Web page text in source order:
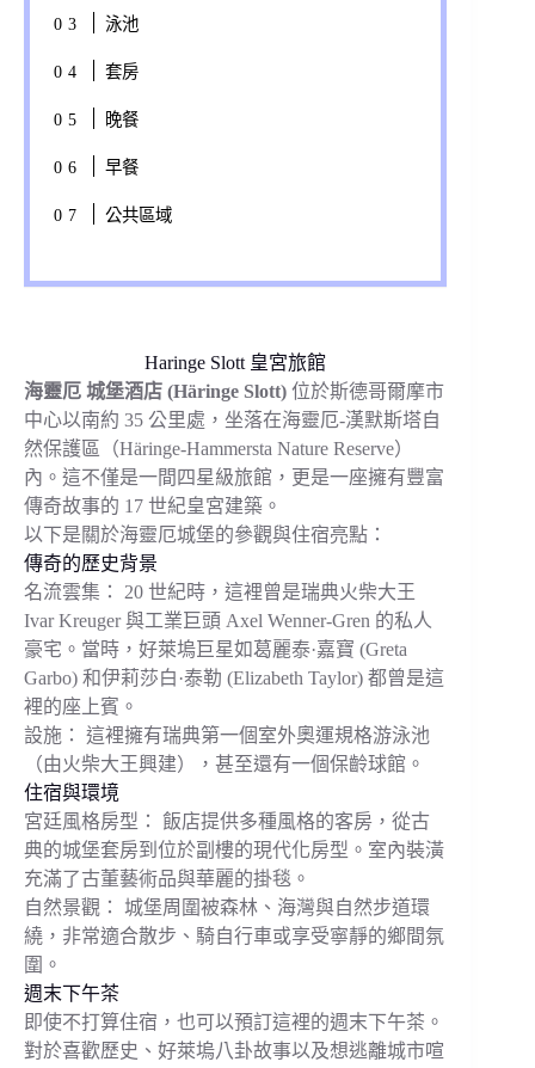
泳池
套房
晚餐
早餐
公共區域
Haringe Slott 皇宮旅館
海靈厄 城堡酒店 (Häringe Slott) 位於斯德哥爾摩市
中心以南約 35 公里處，坐落在海靈厄-漢默斯塔自
然保護區（Häringe-Hammersta Nature Reserve）
內。這不僅是一間四星級旅館，更是一座擁有豐富
傳奇故事的 17 世紀皇宮建築。
以下是關於海靈厄城堡的參觀與住宿亮點：
傳奇的歷史背景
名流雲集： 20 世紀時，這裡曾是瑞典火柴大王
Ivar Kreuger 與工業巨頭 Axel Wenner-Gren 的私人
豪宅。當時，好萊塢巨星如葛麗泰·嘉寶 (Greta
Garbo) 和伊莉莎白·泰勒 (Elizabeth Taylor) 都曾是這
裡的座上賓。
設施： 這裡擁有瑞典第一個室外奧運規格游泳池
（由火柴大王興建），甚至還有一個保齡球館。
住宿與環境
宮廷風格房型： 飯店提供多種風格的客房，從古
典的城堡套房到位於副樓的現代化房型。室內裝潢
充滿了古董藝術品與華麗的掛毯。
自然景觀： 城堡周圍被森林、海灣與自然步道環
繞，非常適合散步、騎自行車或享受寧靜的鄉間氛
圍。
週末下午茶
即使不打算住宿，也可以預訂這裡的週末下午茶。
對於喜歡歷史、好萊塢八卦故事以及想逃離城市喧